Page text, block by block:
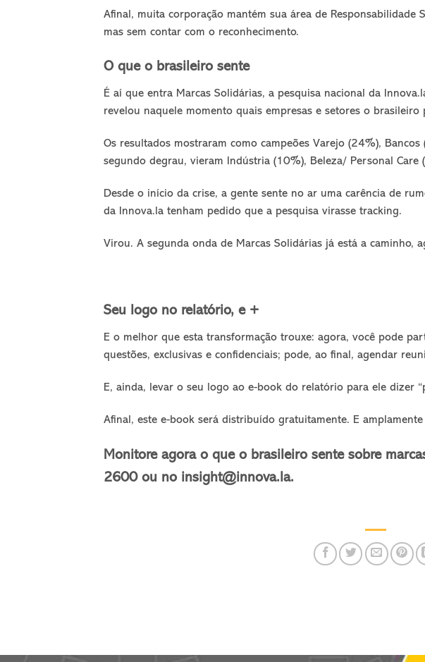
Afinal, muita corporação mantém sua área de Responsabilidade
mas sem contar com o reconhecimento.
O que o brasileiro sente
É aí que entra Marcas Solidárias, a pesquisa nacional da
revelou naquele momento quais empresas e setores o
Os resultados mostraram como campeões Varejo (24%),
segundo degrau, vieram Indústria (10%), Beleza/ Personal Care
Desde o início da crise, a gente sente no ar uma carência de
da Innova.la tenham pedido que a pesquisa virasse tracking.
Virou. A segunda onda de Marcas Solidárias já está a caminho,
Seu logo no relatório, e +
E o melhor que esta transformação trouxe: agora, você pode
questões, exclusivas e confidenciais; pode, ao final, agendar
E, ainda, levar o seu logo ao e-book do relatório para ele dizer
Afinal, este e-book será distribuído gratuitamente. E
Monitore agora o que o brasileiro sente sobre
2600 ou no insight@innova.la.